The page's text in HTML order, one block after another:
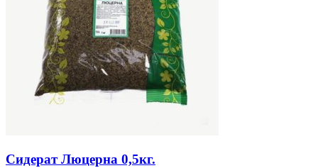
Сидерат Люцерна 0,5кг.